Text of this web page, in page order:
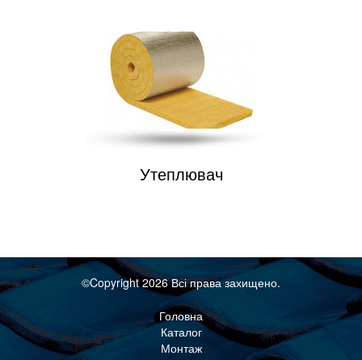
Утеплювач
©Copyright 2026 Всі права захищено.
Головна
Каталог
Монтаж